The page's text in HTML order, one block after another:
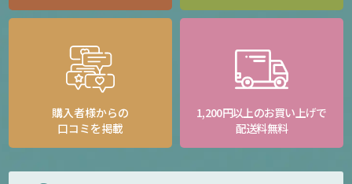
購入者様からの
口コミを掲載
1,200円以上のお買い上げで
配送料無料